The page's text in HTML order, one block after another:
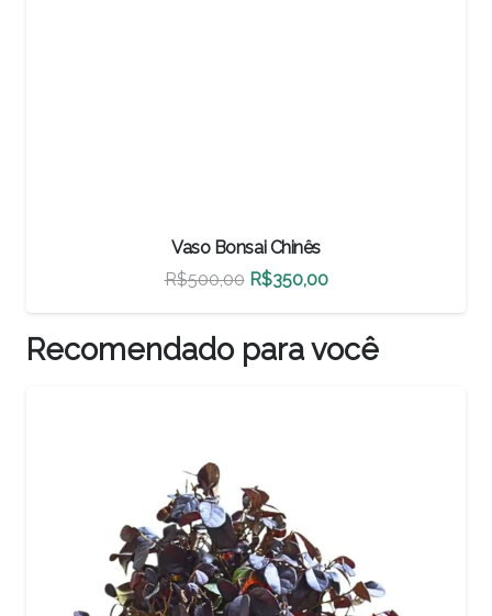
Vaso Bonsai Chinês
R$460,00 O
preço
original
R$322,00O
preço
atual
Recomendado para você